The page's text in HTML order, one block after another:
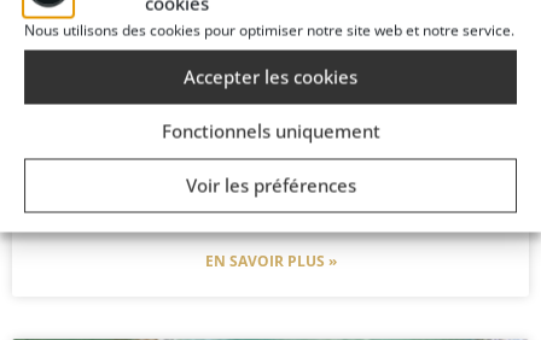
Nous utilisons des cookies pour optimiser notre site web et notre service.
Accepter les cookies
Fonctionnels uniquement
Voir les préférences
Un séminaire 100% RSE
EN SAVOIR PLUS »